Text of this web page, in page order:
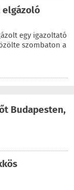
egy igazoltató
szombaton a
Budapesten,